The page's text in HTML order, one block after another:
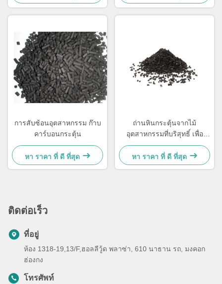
การสับซ้อนอุตสาหกรรม ก๊าบ
คาร์บอนกระตุ้น
หา ราคา ที่ ดี ที่สุด
ถ่านหินกระตุ้นจากไม้
อุตสาหกรรมที่บริสุทธิ์ เพื่อ
ปรับปรุงดิน
หา ราคา ที่ ดี ที่สุด
ติดต่อเร็ว
ที่อยู่
ห้อง 1318-19,13/F,ฮอลลีวู้ด พลาซ่า, 610 นาธาน รถ, มงคอก
ฮ่องกง
โทรศัพท์